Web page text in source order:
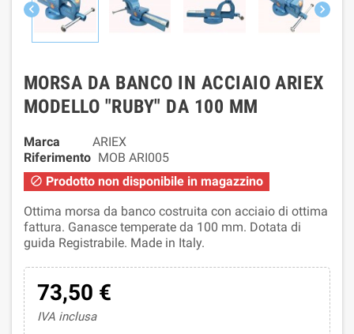
 
MORSA DA BANCO IN ACCIAIO ARIEX
MODELLO "RUBY" DA 100 MM
Marca
ARIEX
Riferimento MOB ARI005
 Prodotto non disponibile in magazzino
Ottima morsa da banco costruita con acciaio di ottima
fattura. Ganasce temperate da 100 mm. Dotata di
guida Registrabile. Made in Italy.
73,50 €
IVA inclusa